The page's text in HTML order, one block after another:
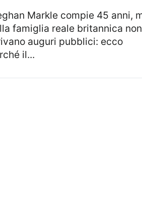
famiglia reale britannica non
auguri pubblici: ecco
il...